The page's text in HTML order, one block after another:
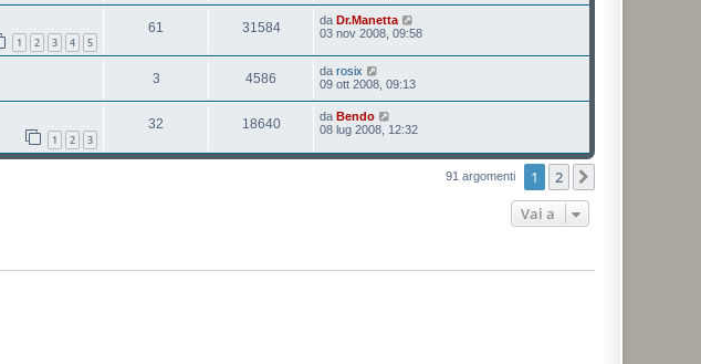
1 2 3 4 5
61 31584 da Dr.Manetta
03 nov 2008, 09:58
3 4586 da rosix
09 ott 2008, 09:13
1 2 3
32 18640 da Bendo
08 lug 2008, 12:32
91 argomenti 1 2
Vai a